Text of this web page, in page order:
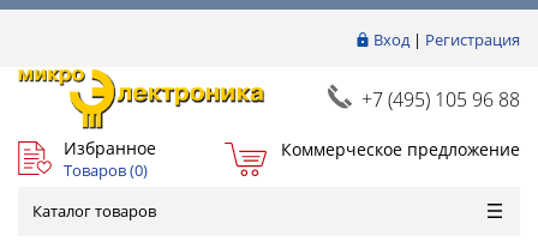
Вход| Регистрация
+7 (495) 105 96 88
Избранное
Товаров (0)
Коммерческое предложение
Каталог товаров